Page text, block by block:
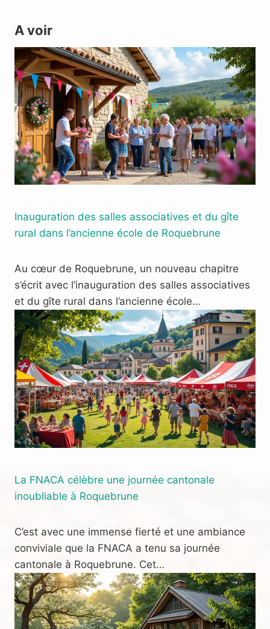
A voir
Inauguration des salles associatives et du gîte
rural dans l’ancienne école de Roquebrune
Au cœur de Roquebrune, un nouveau chapitre
s’écrit avec l’inauguration des salles associatives
et du gîte rural dans l’ancienne école…
La FNACA célèbre une journée cantonale
inoubliable à Roquebrune
C’est avec une immense fierté et une ambiance
conviviale que la FNACA a tenu sa journée
cantonale à Roquebrune. Cet…